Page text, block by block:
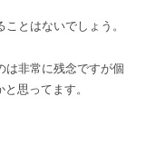
とはないでしょう。
は非常に残念ですが個
思ってます。